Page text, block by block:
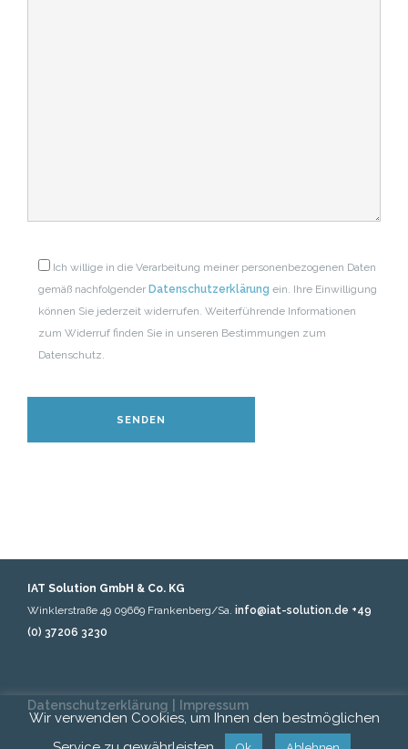
Ich willige in die Verarbeitung meiner personenbezogenen Daten
gemäß nachfolgender Datenschutzerklärung ein. Ihre Einwilligung
können Sie jederzeit widerrufen. Weiterführende Informationen
zum Widerruf finden Sie in unseren Bestimmungen zum
Datenschutz.
IAT Solution GmbH & Co. KG
Winklerstraße 49 09669 Frankenberg/Sa. info@iat-solution.de +49
(0) 37206 3230
Datenschutzerklärung Impressum
Wir verwenden Cookies, um Ihnen den bestmöglichen